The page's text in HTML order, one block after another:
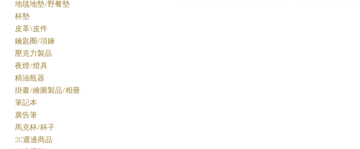
地毯地墊/野餐墊
杯墊
皮革\皮件
鑰匙圈/項鍊
壓克力製品
夜燈/燈具
精油瓶器
掛畫/繪圖製品/相冊
筆記本
廣告筆
馬克杯/杯子
3C週邊商品